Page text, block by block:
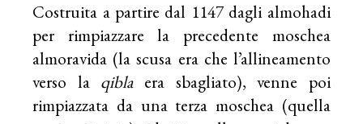
Costruita a partire dal 1147 dagli almohadi
per rimpiazzare la precedente moschea
almoravida (la scusa era che l’allineamento
verso la qiblaera sbagliato), venne poi
rimpiazzata da una terza moschea (quella